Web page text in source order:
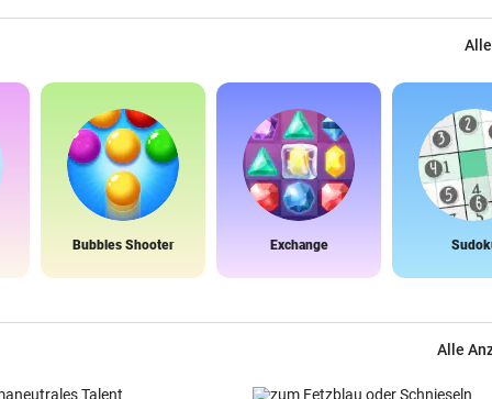
Bubbles Shooter Exchange
Alle